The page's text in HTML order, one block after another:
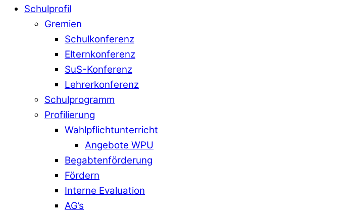
Schulprofil
Gremien
Schulkonferenz
Elternkonferenz
SuS-Konferenz
Lehrerkonferenz
Schulprogramm
Profilierung
Wahlpflichtunterricht
Angebote WPU
Begabtenförderung
Fördern
Interne Evaluation
AG’s